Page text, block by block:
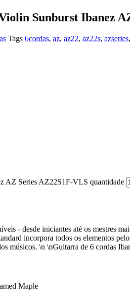
Sunburst Ibanez
Tags 6cordas, az, az22, az22s, azseries,
AZ Series AZ22S1F-VLS quantidade
- desde iniciantes até os mestres
incorpora todos os elementos
músicos. \n \nGuitarra de 6
Maple